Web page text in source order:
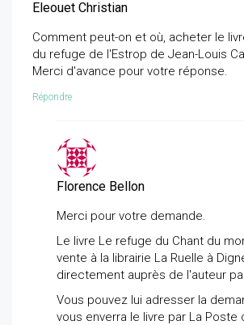
Eleouet Christian
Comment peut-on et où, acheter le
du refuge de l'Estrop de Jean-Louis
Merci d'avance pour votre réponse.
Répondre
Florence Bellon
Merci pour votre demande.
Le livre Le refuge du Chant du
vente à la librairie La Ruelle à
directement auprès de l'auteur
Vous pouvez lui adresser la
vous enverra le livre par La Poste